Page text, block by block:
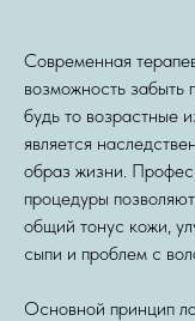
Современная
возможность забыть
будь то возрастные
является
образ жизни.
процедуры
общий тонус кожи,
сыпи и проблем с
Основной принцип